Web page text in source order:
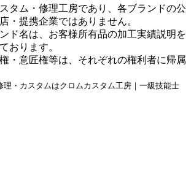
タム・修理工房であり、各ブランドの公
・提携企業ではありません。
ド名は、お客様所有品の加工実績説明を
おります。
・意匠権等は、それぞれの権利者に帰属
理・カスタムはクロムカスタム工房｜一級技能士